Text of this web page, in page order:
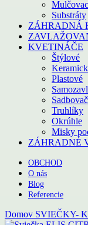
Substráty
ZÁHRADNÁ
KVETINÁČE
Štýlové
Plastové
Truhlíky
Okrúhle
Misky
ZÁHRADNÉ
OBCHOD
O nás
Blog
Referencie
Domov SVIEČKY-